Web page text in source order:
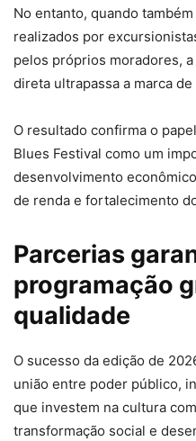
No entanto, quando
realizados por
pelos próprios moradores,
direta ultrapassa a marca
O resultado confirma o
Blues Festival como um
desenvolvimento
de renda e fortalecimento
Parcerias
programação
qualidade
O sucesso da edição de
união entre poder público,
que investem na cultura
transformação social e